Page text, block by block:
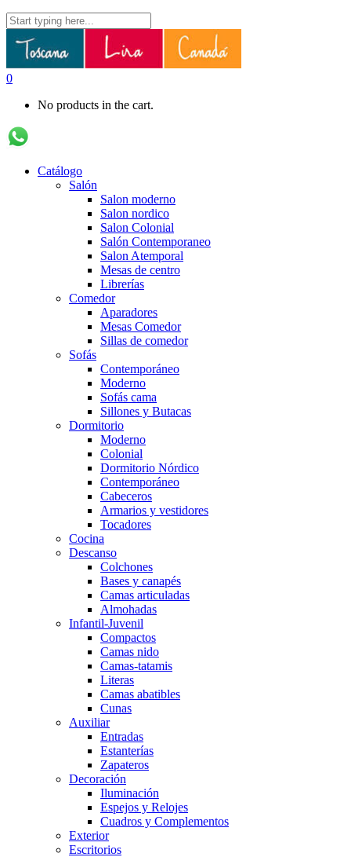
0
No products in the cart.
Catálogo
Salón
Salon moderno
Salon nordico
Salon Colonial
Salón Contemporaneo
Salon Atemporal
Mesas de centro
Librerías
Comedor
Aparadores
Mesas Comedor
Sillas de comedor
Sofás
Contemporáneo
Moderno
Sofás cama
Sillones y Butacas
Dormitorio
Moderno
Colonial
Dormitorio Nórdico
Contemporáneo
Cabeceros
Armarios y vestidores
Tocadores
Cocina
Descanso
Colchones
Bases y canapés
Camas articuladas
Almohadas
Infantil-Juvenil
Compactos
Camas nido
Camas-tatamis
Literas
Camas abatibles
Cunas
Auxiliar
Entradas
Estanterías
Zapateros
Decoración
Iluminación
Espejos y Relojes
Cuadros y Complementos
Exterior
Escritorios